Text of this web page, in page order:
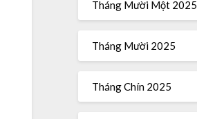
Tháng Mười Một 2025
Tháng Mười 2025
Tháng Chín 2025